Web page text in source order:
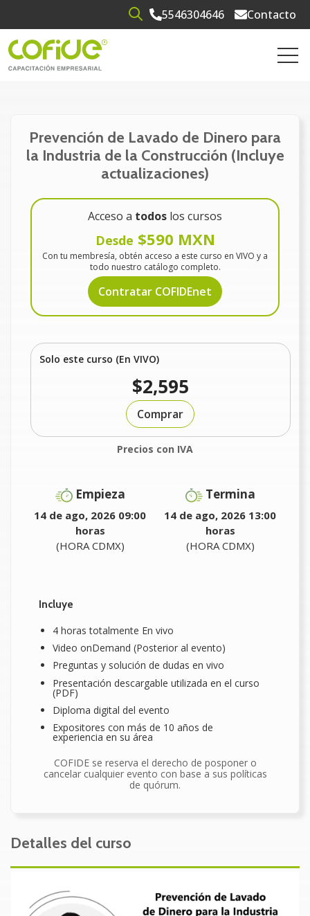
Open search5546304646 Contacto
Prevención de Lavado de Dinero para
la Industria de la Construcción (Incluye
actualizaciones)
Acceso a todos los cursos
Desde $590 MXN
Con tu membresía, obtén acceso a este curso en VIVO y a
todo nuestro catálogo completo.
Contratar COFIDEnet
Solo este curso (En VIVO)
$2,595
Comprar
Precios con IVA
Empieza
14 de ago, 2026 09:00
horas
(HORA CDMX)
Termina
14 de ago, 2026 13:00
horas
(HORA CDMX)
Incluye
4 horas totalmente En vivo
Video onDemand (Posterior al evento)
Preguntas y solución de dudas en vivo
Presentación descargable utilizada en el curso
(PDF)
Diploma digital del evento
Expositores con más de 10 años de
experiencia en su área
COFIDE se reserva el derecho de posponer o
cancelar cualquier evento con base a sus políticas
de quórum.
Detalles del curso